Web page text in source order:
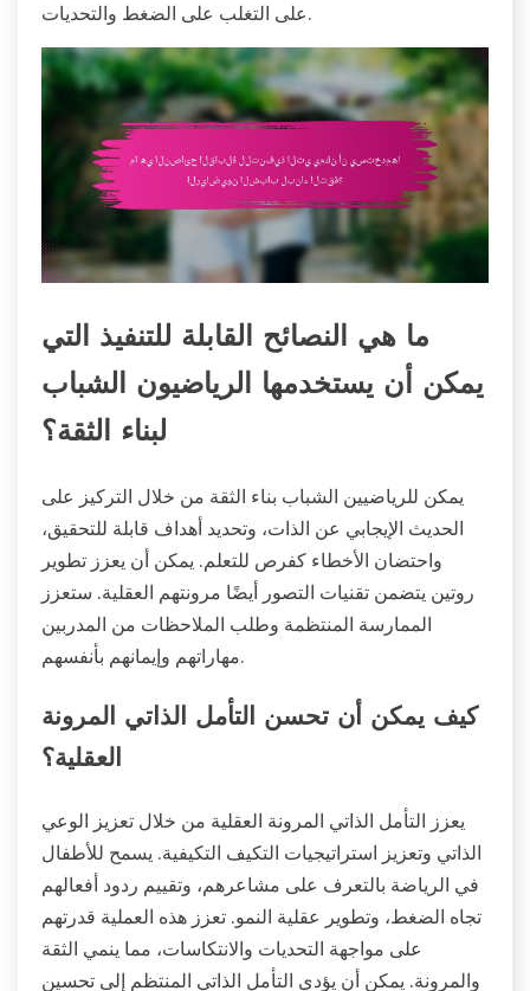
على التغلب على الضغط والتحديات.
ما هي النصائح القابلة للتنفيذ التي
يمكن أن يستخدمها الرياضيون الشباب
لبناء الثقة؟
يمكن للرياضيين الشباب بناء الثقة من خلال التركيز على
الحديث الإيجابي عن الذات، وتحديد أهداف قابلة للتحقيق،
واحتضان الأخطاء كفرص للتعلم. يمكن أن يعزز تطوير
روتين يتضمن تقنيات التصور أيضًا مرونتهم العقلية. ستعزز
الممارسة المنتظمة وطلب الملاحظات من المدربين
مهاراتهم وإيمانهم بأنفسهم.
كيف يمكن أن تحسن التأمل الذاتي المرونة
العقلية؟
يعزز التأمل الذاتي المرونة العقلية من خلال تعزيز الوعي
الذاتي وتعزيز استراتيجيات التكيف التكيفية. يسمح للأطفال
في الرياضة بالتعرف على مشاعرهم، وتقييم ردود أفعالهم
تجاه الضغط، وتطوير عقلية النمو. تعزز هذه العملية قدرتهم
على مواجهة التحديات والانتكاسات، مما ينمي الثقة
والمرونة. يمكن أن يؤدي التأمل الذاتي المنتظم إلى تحسين